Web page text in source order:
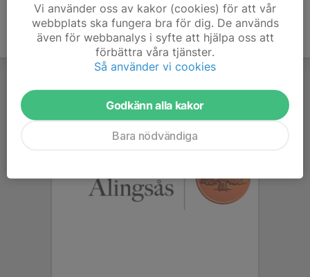
Vi använder oss av kakor (cookies) för att vår
webbplats ska fungera bra för dig. De används
även för webbanalys i syfte att hjälpa oss att
förbättra våra tjänster.
Så använder vi cookies
Godkänn alla kakor
Bara nödvändiga